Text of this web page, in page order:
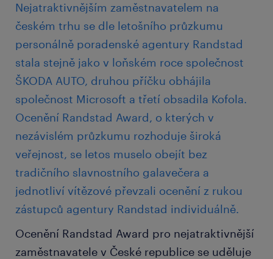
Nejatraktivnějším zaměstnavatelem na
českém trhu se dle letošního průzkumu
personálně poradenské agentury Randstad
stala stejně jako v loňském roce společnost
ŠKODA AUTO, druhou příčku obhájila
společnost Microsoft a třetí obsadila Kofola.
Ocenění Randstad Award, o kterých v
nezávislém průzkumu rozhoduje široká
veřejnost, se letos muselo obejít bez
tradičního slavnostního galavečera a
jednotliví vítězové převzali ocenění z rukou
zástupců agentury Randstad individuálně.
Ocenění Randstad Award pro nejatraktivnější
zaměstnavatele v České republice se uděluje